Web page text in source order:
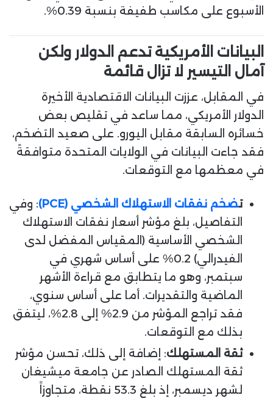
الأسبوع على مكاسب طفيفة بنسبة 0.39%.
البيانات الأمريكية تدعم الدولار ولكن
آمال التيسير لا تزال قائمة
في المقابل، عززت البيانات الاقتصادية الأخيرة
الدولار الأمريكي، مما ساعد في تقليص بعض
خسائره السابقة مقابل اليورو. على صعيد التضخم،
فقد جاءت البيانات في الولايات المتحدة متوافقةً
في معظمها مع التوقعات.
تضخم نفقات الاستهلاك الشخصي (PCE)
: وفي
التفاصيل، بلغ مؤشر أسعار نفقات الاستهلاك
الشخصي الأساسية (المقياس المفضل لدى
الفيدرالي) 0.2% على أساس شهري في
سبتمبر، وهو ما يتطابق مع قراءة الأشهر
الماضية والتقديرات. أما على أساس سنوي،
فقد تراجع المؤشر من 2.9% إلى 2.8%، ليتفق
بذلك مع التوقعات.
ثقة المستهلك: إضافة إلى ذلك، تحسن مؤشر
ثقة المستهلك الصادر عن جامعة ميشيغان
لشهر ديسمبر، إذ بلغ 53.3 نقطة، متجاوزاً